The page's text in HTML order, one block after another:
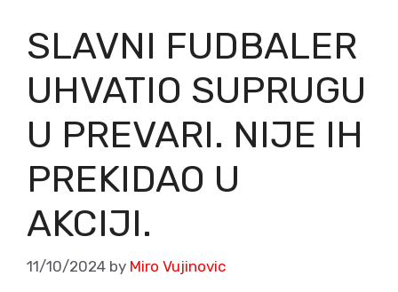
SLAVNI FUDBALER
UHVATIO SUPRUGU
U PREVARI. NIJE IH
PREKIDAO U
AKCIJI.
11/10/2024 by Miro Vujinovic